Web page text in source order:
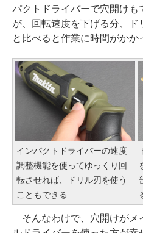
パクトドライバーで穴開けも
が、回転速度を下げる分、
と比べると作業に時間がかか
インパクトドライバーの速度
調整機能を使ってゆっくり回
転させれば、ドリル刃を使う
こともできる
そんなわけで、穴開けがメ